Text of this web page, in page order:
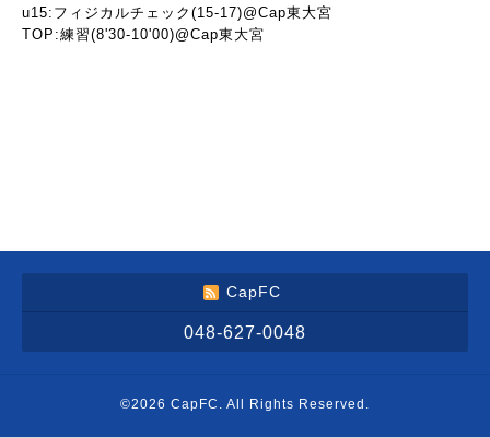
u15:フィジカルチェック(15-17)@Cap東大宮
TOP:練習(8'30-10'00)@Cap東大宮
CapFC
048-627-0048
©2026 CapFC . All Rights Reserved.